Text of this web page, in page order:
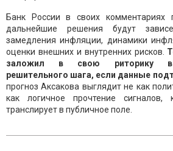
Банк России в своих комментариях
дальнейшие решения будут
замедления инфляции, динамики
оценки внешних и внутренних рисков.
заложил в свою риторику
решительного шага, если данные
прогноз Аксакова выглядит не как
как логичное прочтение
транслирует в публичное поле.